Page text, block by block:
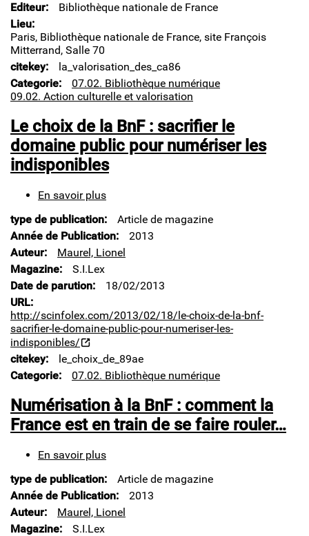
Editeur
Bibliothèque nationale de France
Lieu
Paris, Bibliothèque nationale de France, site François
Mitterrand, Salle 70
citekey
la_valorisation_des_ca86
Categorie
07.02. Bibliothèque numérique
09.02. Action culturelle et valorisation
Le choix de la BnF : sacrifier le
domaine public pour numériser les
indisponibles
En savoir plus
choix
de
la
BnF
sacrifier
domaine
public
numériser
les
indisponibles
type de publication
Article de magazine
Année de Publication
2013
Auteur
Maurel, Lionel
Magazine
S.I.Lex
Date de parution
18/02/2013
URL
http://scinfolex.com/2013/02/18/le-choix-de-la-bnf-
sacrifier-le-domaine-public-pour-numeriser-les-
indisponibles/
citekey
le_choix_de_89ae
Categorie
07.02. Bibliothèque numérique
Numérisation à la BnF : comment la
France est en train de se faire rouler…
En savoir plus
à
la
BnF
:
type de publication
Article de magazine
Année de Publication
2013
Auteur
Maurel, Lionel
Magazine
S.I.Lex